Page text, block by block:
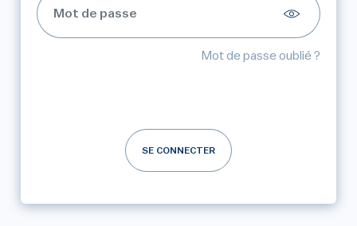
Mot de passe oublié ?
SE CONNECTER